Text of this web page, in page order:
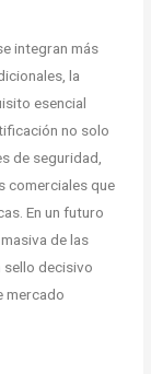
integran más
la
esencial
no solo
de seguridad,
comerciales que
En un futuro
de las
sello decisivo
mercado